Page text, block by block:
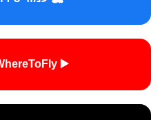
▶️ YouTube - WhereToFly